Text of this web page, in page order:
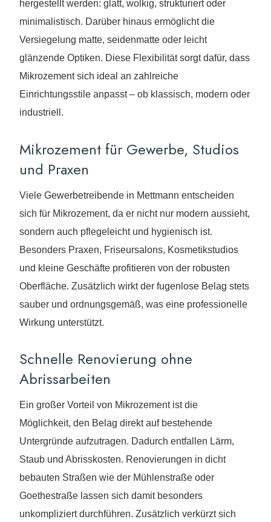
hergestellt werden: glatt, wolkig, strukturiert oder
minimalistisch. Darüber hinaus ermöglicht die
Versiegelung matte, seidenmatte oder leicht
glänzende Optiken. Diese Flexibilität sorgt dafür, dass
Mikrozement sich ideal an zahlreiche
Einrichtungsstile anpasst – ob klassisch, modern oder
industriell.
Mikrozement für Gewerbe, Studios
und Praxen
Viele Gewerbetreibende in Mettmann entscheiden
sich für Mikrozement, da er nicht nur modern aussieht,
sondern auch pflegeleicht und hygienisch ist.
Besonders Praxen, Friseursalons, Kosmetikstudios
und kleine Geschäfte profitieren von der robusten
Oberfläche. Zusätzlich wirkt der fugenlose Belag stets
sauber und ordnungsgemäß, was eine professionelle
Wirkung unterstützt.
Schnelle Renovierung ohne
Abrissarbeiten
Ein großer Vorteil von Mikrozement ist die
Möglichkeit, den Belag direkt auf bestehende
Untergründe aufzutragen. Dadurch entfallen Lärm,
Staub und Abrisskosten. Renovierungen in dicht
bebauten Straßen wie der Mühlenstraße oder
Goethestraße lassen sich damit besonders
unkompliziert durchführen. Zusätzlich verkürzt sich